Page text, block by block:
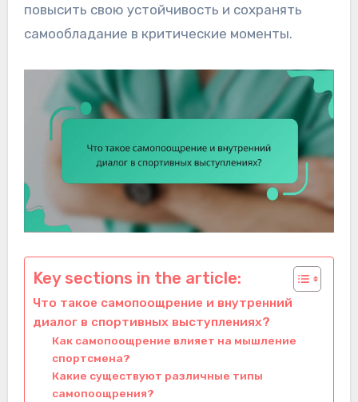
повысить свою устойчивость и сохранять
самообладание в критические моменты.
Key sections in the article:
Что такое самопоощрение и внутренний
диалог в спортивных выступлениях?
Как самопоощрение влияет на мышление
спортсмена?
Какие существуют различные типы
самопоощрения?